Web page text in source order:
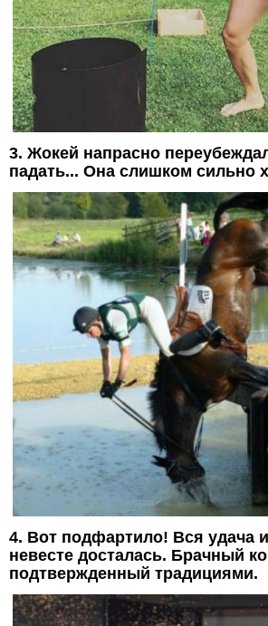
3. Жокей напрасно
падать... Она слишком сильно
4. Вот подфартило! Вся удача
невесте досталась. Брачный
подтвержденный традициями.